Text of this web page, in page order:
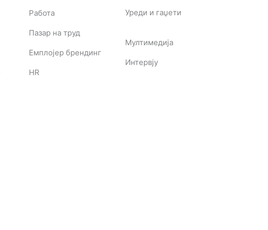
Работа
Пазар на труд
Емплојер брендинг
HR
Уреди и гаџети
Мултимедија
Интервју